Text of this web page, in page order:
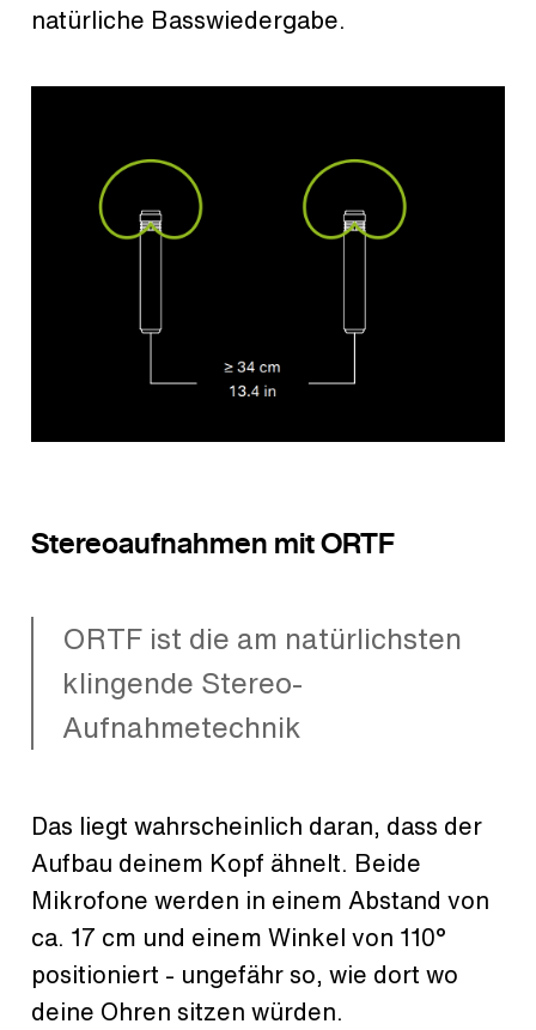
natürliche Basswiedergabe.
Stereoaufnahmen mit ORTF
ORTF ist die am natürlichsten
klingende Stereo-
Aufnahmetechnik
Das liegt wahrscheinlich daran, dass der
Aufbau deinem Kopf ähnelt. Beide
Mikrofone werden in einem Abstand von
ca. 17 cm und einem Winkel von 110°
positioniert - ungefähr so, wie dort wo
deine Ohren sitzen würden.